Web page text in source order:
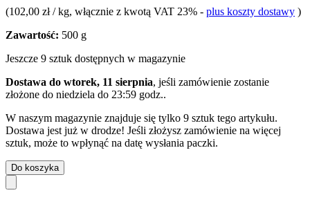
(102,00 zł / kg, włącznie z kwotą VAT 23% - plus koszty dostawy )
Zawartość: 500 g
Jeszcze 9 sztuk dostępnych w magazynie
Dostawa do wtorek, 11 sierpnia, jeśli zamówienie zostanie
złożone do niedziela do 23:59 godz..
W naszym magazynie znajduje się tylko 9 sztuk tego artykułu.
Dostawa jest już w drodze! Jeśli złożysz zamówienie na więcej
sztuk, może to wpłynąć na datę wysłania paczki.
Do koszyka